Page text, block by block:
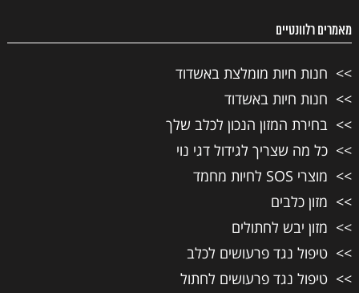
מאמרים רלוונטיים
חנות חיות מומלצת באשדוד
חנות חיות באשדוד
בחירת המזון הנכון לכלב שלך
כל מה שצריך לגידול דגי נוי
מוצרי SOS לחיות מחמד
מזון כלבים
מזון יבש לחתולים
טיפול נגד פרעושים לכלב
טיפול נגד פרעושים לחתול